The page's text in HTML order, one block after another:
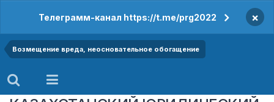
Телеграмм-канал https://t.me/prg2022 ×
Возмещение вреда, неосновательное обогащение